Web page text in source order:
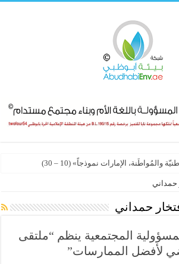
الإمارات نموذجاً» (10 – 30)
حمداني
حمداني
المجتمعية ينظم “ملتقى
لأفضل الممارسات”